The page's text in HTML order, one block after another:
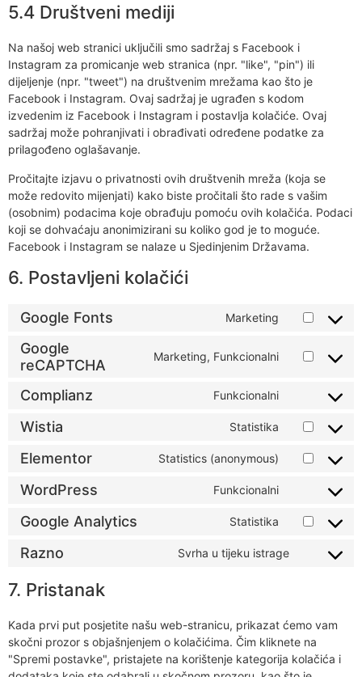
5.4 Društveni mediji
Na našoj web stranici uključili smo sadržaj s Facebook i
Instagram za promicanje web stranica (npr. "like", "pin") ili
dijeljenje (npr. "tweet") na društvenim mrežama kao što je
Facebook i Instagram. Ovaj sadržaj je ugrađen s kodom
izvedenim iz Facebook i Instagram i postavlja kolačiće. Ovaj
sadržaj može pohranjivati i obrađivati određene podatke za
prilagođeno oglašavanje.
Pročitajte izjavu o privatnosti ovih društvenih mreža (koja se
može redovito mijenjati) kako biste pročitali što rade s vašim
(osobnim) podacima koje obrađuju pomoću ovih kolačića. Podaci
koji se dohvaćaju anonimizirani su koliko god je to moguće.
Facebook i Instagram se nalaze u Sjedinjenim Državama.
6. Postavljeni kolačići
Google Fonts Marketing
Google
reCAPTCHA
Marketing, Funkcionalni
Complianz Funkcionalni
Wistia Statistika
Elementor Statistics (anonymous)
WordPress Funkcionalni
Google Analytics Statistika
Razno Svrha u tijeku istrage
7. Pristanak
Kada prvi put posjetite našu web-stranicu, prikazat ćemo vam
skočni prozor s objašnjenjem o kolačićima. Čim kliknete na
"Spremi postavke", pristajete na korištenje kategorija kolačića i